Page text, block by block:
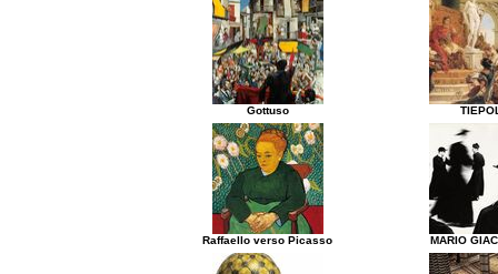
Gottuso
Raffaello verso Picasso MARIO